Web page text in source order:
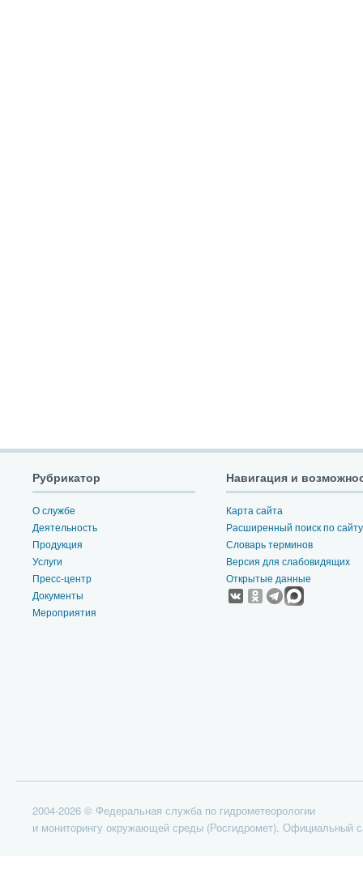
Рубрикатор
О службе
Деятельность
Продукция
Услуги
Пресс-центр
Документы
Мероприятия
Навигация и
Карта сайта
Расширенный поиск по сайту
Словарь терминов
Версия для слабовидящих
Открытые данные
2004-2026 © Федеральная служба по гидрометеорологии
и мониторингу окружающей среды (Росгидромет). Официальный